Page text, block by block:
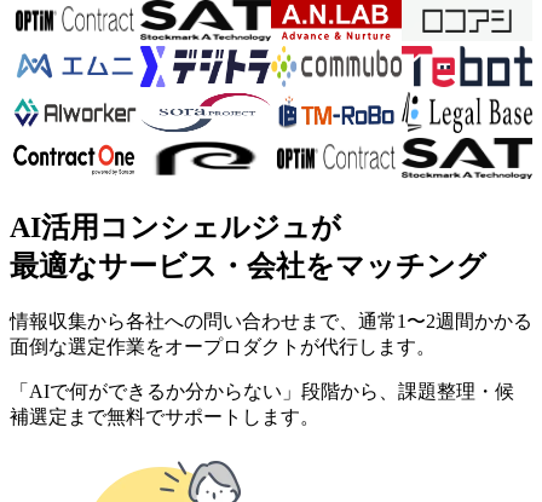
AI活用コンシェルジュが
最適なサービス・会社をマッチング
情報収集から各社への問い合わせまで、通常1〜2週間かかる
面倒な選定作業をオープロダクトが代行します。
「AIで何ができるか分からない」段階から、課題整理・候
補選定まで無料でサポートします。